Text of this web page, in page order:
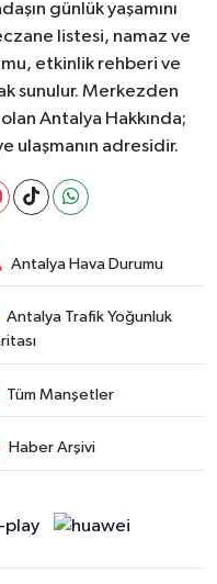
günlük yaşamını
listesi, namaz ve
etkinlik rehberi ve
sunulur. Merkezden
Antalya Hakkında;
ulaşmanın adresidir.
Antalya Hava Durumu
Antalya Trafik Yoğunluk
Tüm Manşetler
Haber Arşivi